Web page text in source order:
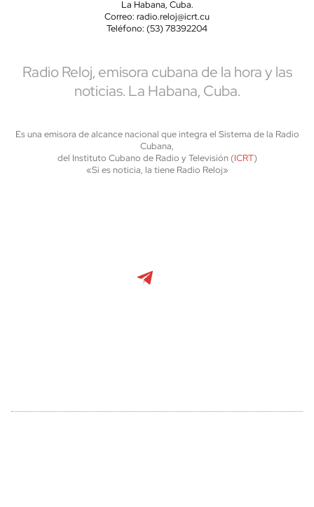
La Habana, Cuba.
Correo: radio.reloj@icrt.cu
Teléfono: (53) 78392204
Radio Reloj, emisora cubana de la hora y las
noticias. La Habana, Cuba.
Es una emisora de alcance nacional que integra el Sistema de la Radio
Cubana,
del Instituto Cubano de Radio y Televisión (ICRT)
«Si es noticia, la tiene Radio Reloj»